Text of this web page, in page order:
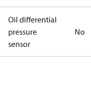
Oil differential
pressure
sensor
No